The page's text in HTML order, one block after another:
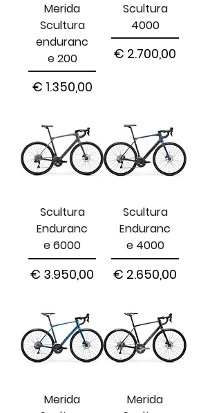
Merida
Scultura
enduranc
e 200
Prijs
€ 1.350,00
Scultura
4000
Prijs
€ 2.700,00
Scultura
Enduranc
e 6000
Prijs
€ 3.950,00
Scultura
Enduranc
e 4000
Prijs
€ 2.650,00
Merida
Merida